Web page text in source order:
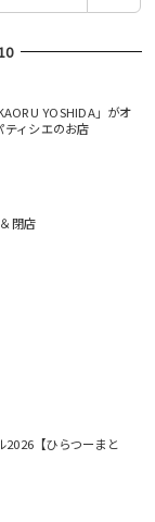
YOSHIDA」がオ
ティシエのお店
閉店
2026【ひらつーまと